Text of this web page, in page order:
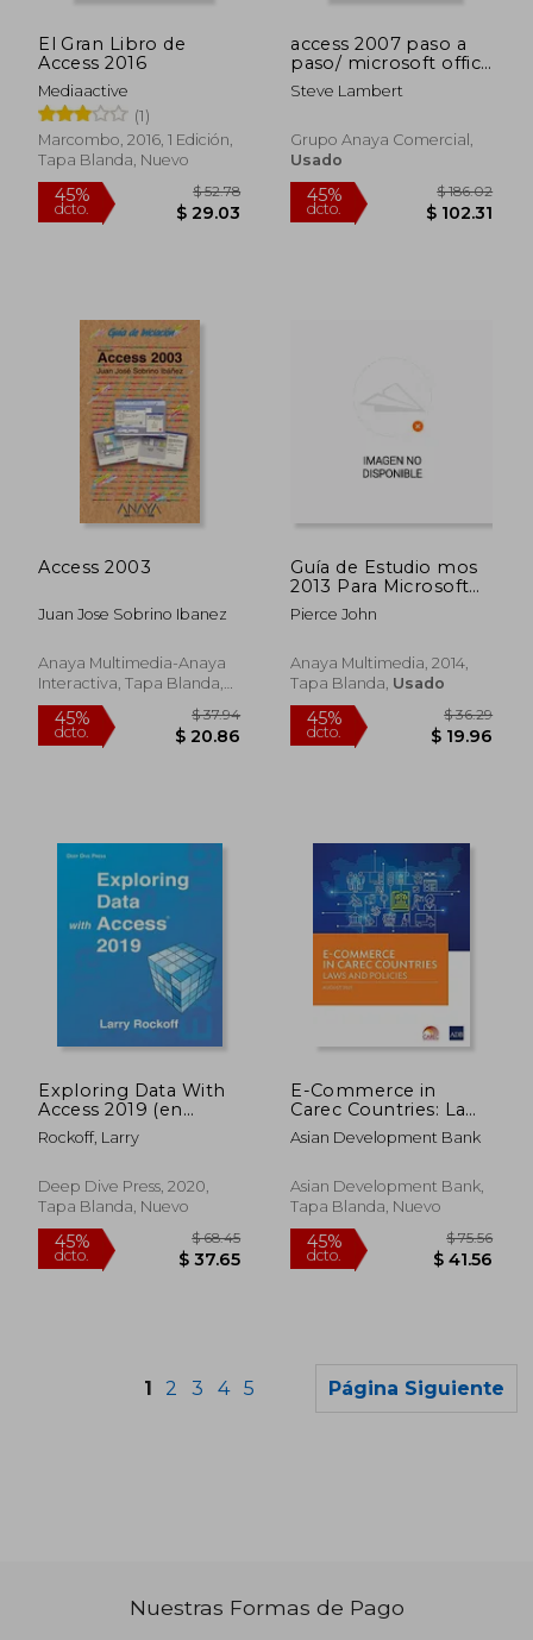
45%
dcto. $ 134.94
40%
45% $ 57.57 40%
El Gran Libro de
Access 2016
Mediaactive
(1)
Marcombo, 2016, 1 Edición,
Tapa Blanda, Nuevo
access 2007 paso a
paso/ microsoft office
access 2007 step by
step
Steve Lambert
Grupo Anaya Comercial,
Usado
Access 2003
Juan Jose Sobrino Ibanez
Anaya Multimedia-Anaya
Interactiva, Tapa Blanda,
Usado
Guía de Estudio mos
2013 Para Microsoft
Access Examen 77-
424
Pierce John
Anaya Multimedia, 2014,
Tapa Blanda, Usado
Exploring Data With
Access 2019 (en
Inglés)
Rockoff, Larry
Deep Dive Press, 2020,
Tapa Blanda, Nuevo
E-Commerce in
Carec Countries: Laws
and Policies (en
Inglés)
Asian Development Bank
Asian Development Bank,
Tapa Blanda, Nuevo
1 2 3 4 5 Página Siguiente
Nuestras Formas de Pago